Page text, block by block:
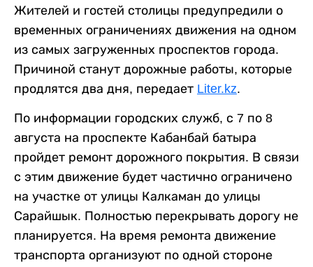
Жителей и гостей столицы предупредили о
временных ограничениях движения на одном
из самых загруженных проспектов города.
Причиной станут дорожные работы, которые
продлятся два дня, передает Liter.kz.
По информации городских служб, с 7 по 8
августа на проспекте Кабанбай батыра
пройдет ремонт дорожного покрытия. В связи
с этим движение будет частично ограничено
на участке от улицы Калкаман до улицы
Сарайшык. Полностью перекрывать дорогу не
планируется. На время ремонта движение
транспорта организуют по одной стороне